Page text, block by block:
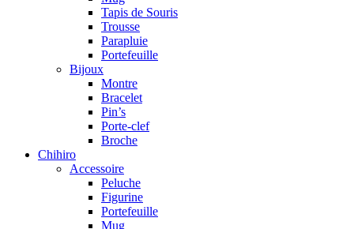
Tapis de Souris
Trousse
Parapluie
Portefeuille
Bijoux
Montre
Bracelet
Pin’s
Porte-clef
Broche
Chihiro
Accessoire
Peluche
Figurine
Portefeuille
Mug